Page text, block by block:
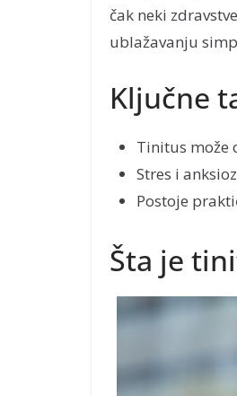
čak neki
ublažavanju
Ključne
Tinitus može
Stres i
Postoje
Šta je